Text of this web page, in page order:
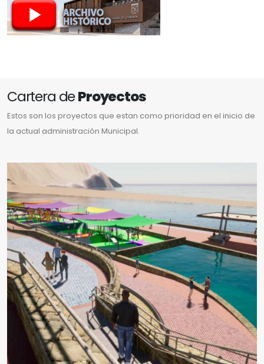
Cartera deProyectos
Estos son los proyectos que estan como prioridad en el inicio de
la actual administración Municipal.